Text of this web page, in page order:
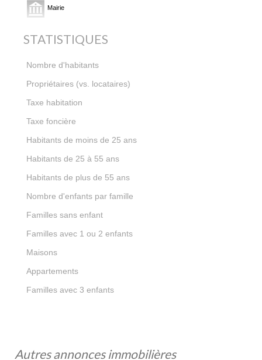
Mairie
STATISTIQUES
Nombre d'habitants
Propriétaires (vs. locataires)
Taxe habitation
Taxe foncière
Habitants de moins de 25 ans
Habitants de 25 à 55 ans
Habitants de plus de 55 ans
Nombre d'enfants par famille
Familles sans enfant
Familles avec 1 ou 2 enfants
Maisons
Appartements
Familles avec 3 enfants
autres annonces immobilières